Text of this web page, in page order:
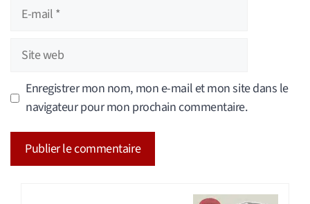
Site
web
Enregistrer mon nom, mon e-mail et mon site dans le
navigateur pour mon prochain commentaire.